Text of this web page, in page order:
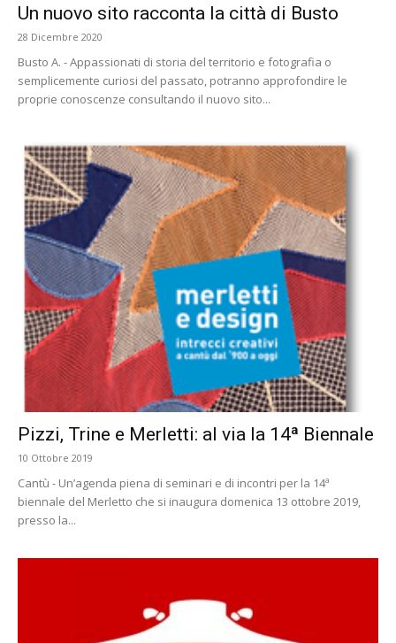
Un nuovo sito racconta la città di Busto
28 Dicembre 2020
Busto A. - Appassionati di storia del territorio e fotografia o
semplicemente curiosi del passato, potranno approfondire le
proprie conoscenze consultando il nuovo sito...
Pizzi, Trine e Merletti: al via la 14ª Biennale
10 Ottobre 2019
Cantù - Un’agenda piena di seminari e di incontri per la 14ª
biennale del Merletto che si inaugura domenica 13 ottobre 2019,
presso la...